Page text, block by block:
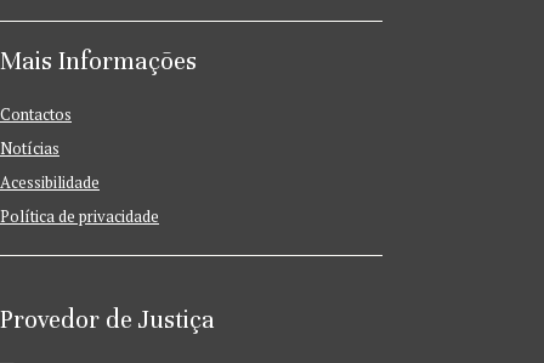
Mais Informações
Contactos
Notícias
Acessibilidade
Política de privacidade
Provedor de Justiça